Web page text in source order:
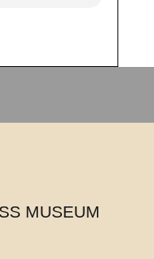
MUSEUM